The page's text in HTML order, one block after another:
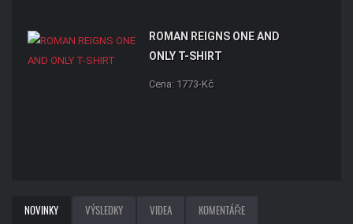
ROMAN REIGNS ONE AND
ONLY T-SHIRT
Cena: 1773-Kč
NOVINKY VÝSLEDKY VIDEA KOMENTÁŘE